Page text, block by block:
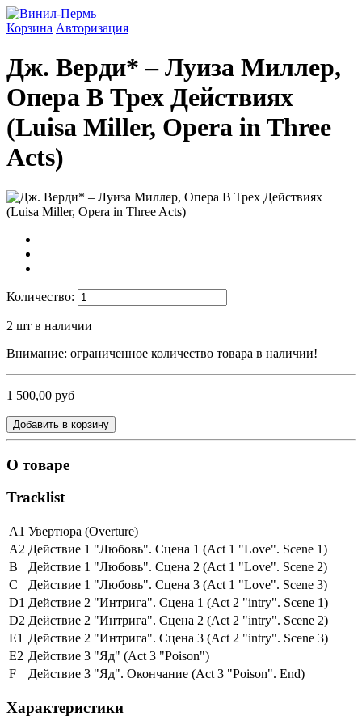
Корзина Авторизация
Дж. Верди* ‎– Луиза Миллер,
Опера В Трех Действиях
(Luisa Miller, Opera in Three
Acts)
Количество:
2 шт в наличии
Внимание: ограниченное количество товара в наличии!
1 500,00 руб
Добавить в корзину
О товаре
Tracklist
A1 Увертюра (Overture)
A2 Действие 1 "Любовь". Сцена 1 (Act 1 "Love". Scene 1)
B
Действие 1 "Любовь". Сцена 2 (Act 1 "Love". Scene 2)
C
Действие 1 "Любовь". Сцена 3 (Act 1 "Love". Scene 3)
D1 Действие 2 "Интрига". Сцена 1 (Act 2 "intry". Scene 1)
D2 Действие 2 "Интрига". Сцена 2 (Act 2 "intry". Scene 2)
E1 Действие 2 "Интрига". Сцена 3 (Act 2 "intry". Scene 3)
E2 Действие 3 "Яд" (Act 3 "Poison")
F
Действие 3 "Яд". Окончание (Act 3 "Poison". End)
Характеристики